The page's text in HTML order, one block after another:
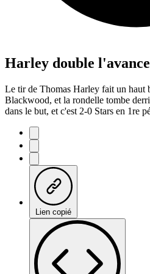
Harley double l'avance
Le tir de Thomas Harley fait un haut
Blackwood, et la rondelle tombe
dans le but, et c'est 2-0 Stars en 1re
Lien copié